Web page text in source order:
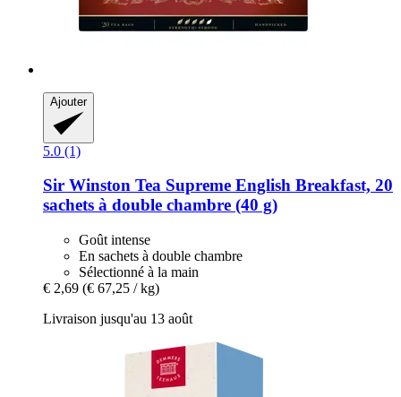
Ajouter
5.0 (1)
Sir Winston Tea Supreme English Breakfast, 20
sachets à double chambre (40 g)
Goût intense
En sachets à double chambre
Sélectionné à la main
€ 2,69 (€ 67,25 / kg)
Livraison jusqu'au 13 août